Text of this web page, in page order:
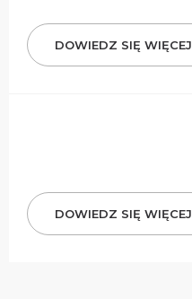
DOWIEDZ SIĘ WIĘCEJ
DOWIEDZ SIĘ WIĘCEJ